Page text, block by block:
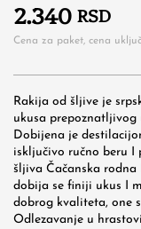
2.340 RSD
Cena za paket, cena
Rakija od šljive je
ukusa prepoznatljivog
Dobijena je
isključivo ručno beru
šljiva Čačanska
dobija se finiji ukus I
dobrog kvaliteta, one
Odlezavanje u